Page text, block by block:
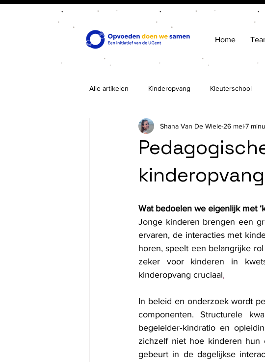
Home
Alle artikelen Kinderopvang Kleuterschool
Shana Van De Wiele 26 mei7
Wat bedoelen we eigenlijk met
Jonge kinderen brengen een
ervaren, de interacties met
horen, speelt een belangrijke
zeker voor kinderen in
kinderopvang cruciaal.
In beleid en onderzoek wordt
componenten. Structurele
begeleider‑kindratio en
zichzelf niet hoe kinderen hun
gebeurt in de dagelijkse